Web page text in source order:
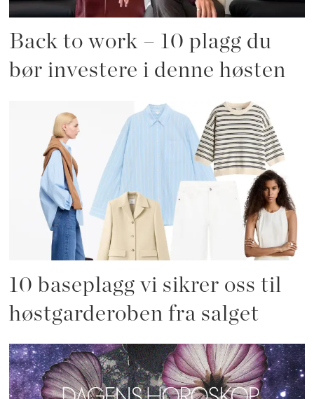
Back to work – 10 plagg du
bør investere i denne høsten
10 baseplagg vi sikrer oss til
høstgarderoben fra salget